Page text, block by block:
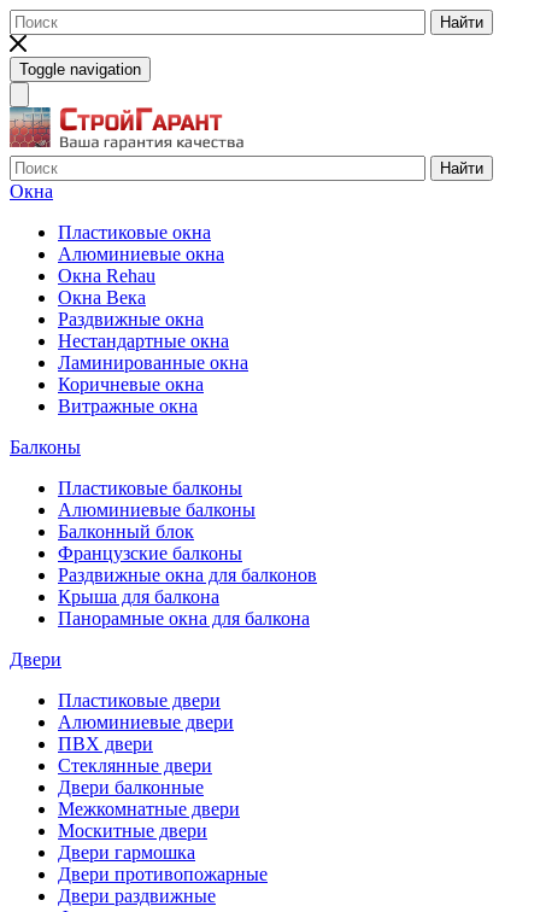
Найти
Toggle navigation
Найти
Окна
Пластиковые окна
Алюминиевые окна
Окна Rehau
Окна Века
Раздвижные окна
Нестандартные окна
Ламинированные окна
Коричневые окна
Витражные окна
Балконы
Пластиковые балконы
Алюминиевые балконы
Балконный блок
Французские балконы
Раздвижные окна для балконов
Крыша для балкона
Панорамные окна для балкона
Двери
Пластиковые двери
Алюминиевые двери
ПВХ двери
Стеклянные двери
Двери балконные
Межкомнатные двери
Москитные двери
Двери гармошка
Двери противопожарные
Двери раздвижные